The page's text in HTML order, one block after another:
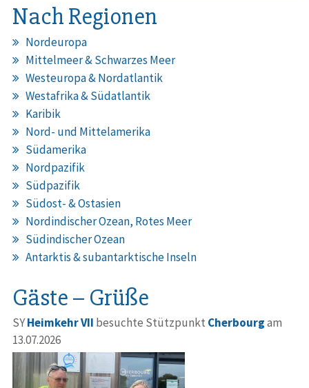
Nach Regionen
Nordeuropa
Mittelmeer & Schwarzes Meer
Westeuropa & Nordatlantik
Westafrika & Südatlantik
Karibik
Nord- und Mittelamerika
Südamerika
Nordpazifik
Südpazifik
Südost- & Ostasien
Nordindischer Ozean, Rotes Meer
Südindischer Ozean
Antarktis & subantarktische Inseln
Gäste – Grüße
SYHeimkehr VII besuchte Stützpunkt Cherbourgam
13.07.2026